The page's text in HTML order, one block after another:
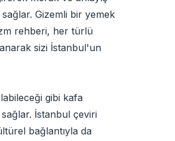
Gizemli bir yemek
rehberi, her türlü
sizi İstanbul'un
gibi kafa
İstanbul çeviri
bağlantıyla da